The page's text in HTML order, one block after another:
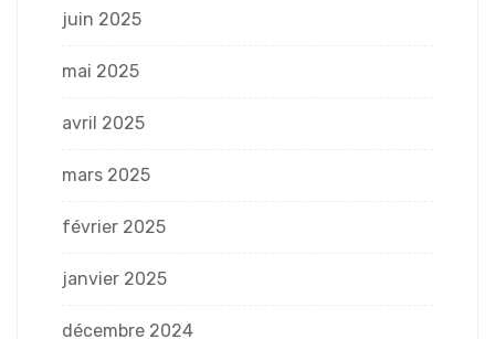
juin 2025
mai 2025
avril 2025
mars 2025
février 2025
janvier 2025
décembre 2024